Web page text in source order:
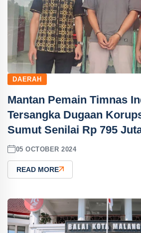
DAERAH
Mantan Pemain Timnas
Tersangka Dugaan
Sumut Senilai Rp 795
05 OCTOBER 2024
READ MORE